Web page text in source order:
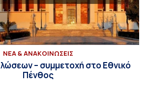
ΝΕΑ & ΑΝΑΚΟΙΝΩΣΕΙΣ
– συμμετοχή στο Εθνικό
Πένθος